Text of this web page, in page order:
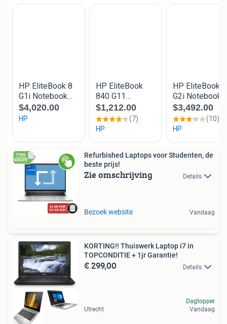
Refurbished Laptops voor Studenten, de
beste prijs!
Zie omschrijving Details
Bezoek website Vandaag
KORTING!! Thuiswerk Laptop i7 in
TOPCONDITIE + 1jr Garantie!
€ 299,00 Details
Utrecht
Dagtopper
Vandaag